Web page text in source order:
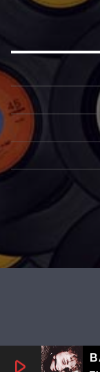
play_arrow